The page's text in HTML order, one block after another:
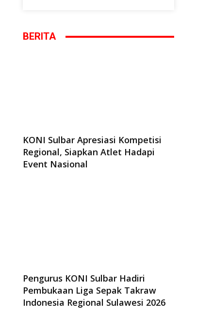
BERITA
KONI Sulbar Apresiasi Kompetisi
Regional, Siapkan Atlet Hadapi
Event Nasional
Pengurus KONI Sulbar Hadiri
Pembukaan Liga Sepak Takraw
Indonesia Regional Sulawesi 2026